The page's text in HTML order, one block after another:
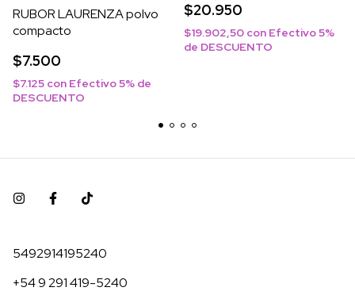
RUBOR LAURENZA polvo
compacto
$7.500
$7.125 con Efectivo 5% de
DESCUENTO
$20.950
$19.902,50 con Efectivo 5%
de DESCUENTO
5492914195240
+54 9 291 419-5240